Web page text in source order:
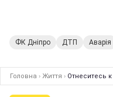
ФК Дніпро ДТП Аварія
Головна › Життя › Отнеситесь